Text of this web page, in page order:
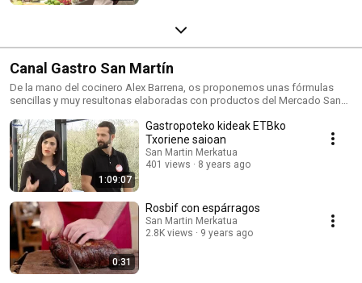
Canal Gastro San Martín
De la mano del cocinero Alex Barrena, os proponemos unas fórmulas
sencillas y muy resultonas elaboradas con productos del Mercado San
appétit!
1:09:07
Gastropoteko kideak ETBko
Txoriene saioan
San Martin Merkatua
401 views
8 years ago
0:31
Rosbif con espárragos
San Martin Merkatua
2.8K views
9 years ago